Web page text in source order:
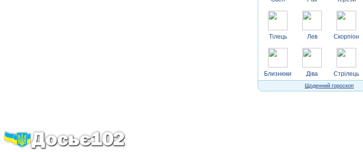
Тілець
Близнюки
Лев
Діва
Скорпіон
Стрілець
Щоденний гороскоп